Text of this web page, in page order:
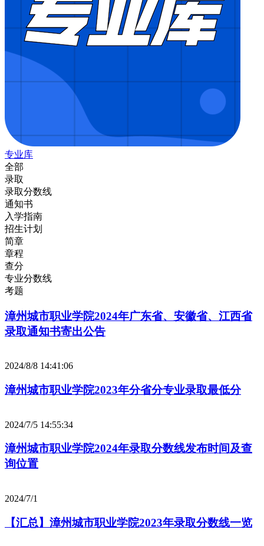
专业库
全部
录取
录取分数线
通知书
入学指南
招生计划
简章
章程
查分
专业分数线
考题
漳州城市职业学院2024年广东省、安徽省、江西省
录取通知书寄出公告
2024/8/8 14:41:06
漳州城市职业学院2023年分省分专业录取最低分
2024/7/5 14:55:34
漳州城市职业学院2024年录取分数线发布时间及查
询位置
2024/7/1
【汇总】漳州城市职业学院2023年录取分数线一览